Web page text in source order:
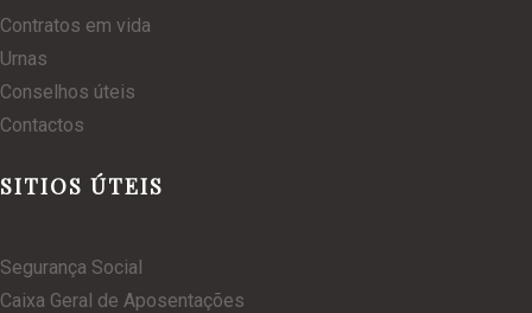
Contratos em vida
Urnas
Conselhos úteis
Contactos
SITIOS ÚTEIS
Segurança Social
Caixa Geral de Aposentações